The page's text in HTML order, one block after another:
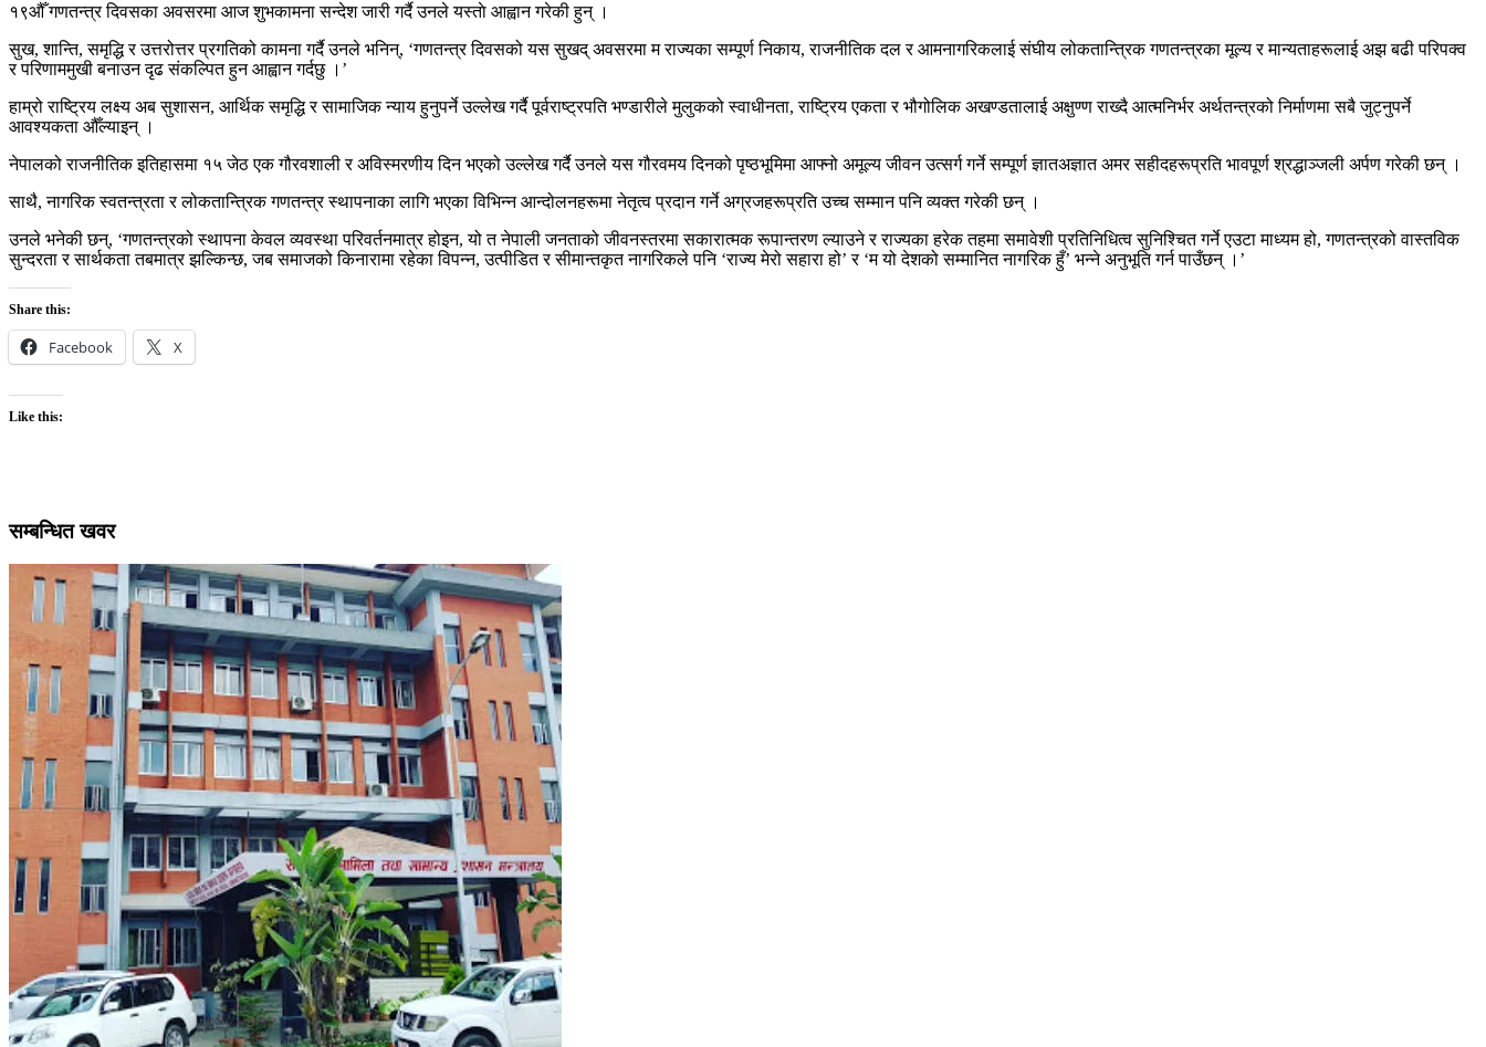
१९औँ गणतन्त्र दिवसका अवसरमा आज शुभकामना सन्देश जारी गर्दै उनले यस्ताे आह्वान गरेकी हुन् ।
सुख, शान्ति, समृद्धि र उत्तरोत्तर प्रगतिको कामना गर्दै उनले भनिन्, ‘गणतन्त्र दिवसको यस सुखद् अवसरमा म राज्यका सम्पूर्ण निकाय, राजनीतिक दल र आमनागरिकलाई संघीय लोकतान्त्रिक गणतन्त्रका मूल्य र मान्यताहरूलाई अझ बढी परिपक्व
र परिणाममुखी बनाउन दृढ संकल्पित हुन आह्वान गर्दछु ।’
हाम्रो राष्ट्रिय लक्ष्य अब सुशासन, आर्थिक समृद्धि र सामाजिक न्याय हुनुपर्ने उल्लेख गर्दै पूर्वराष्ट्रपति भण्डारीले मुलुकको स्वाधीनता, राष्ट्रिय एकता र भौगोलिक अखण्डतालाई अक्षुण्ण राख्दै आत्मनिर्भर अर्थतन्त्रको निर्माणमा सबै जुट्नुपर्ने
आवश्यकता औँल्याइन् ।
नेपालको राजनीतिक इतिहासमा १५ जेठ एक गौरवशाली र अविस्मरणीय दिन भएको उल्लेख गर्दै उनले यस गौरवमय दिनको पृष्ठभूमिमा आफ्नो अमूल्य जीवन उत्सर्ग गर्ने सम्पूर्ण ज्ञातअज्ञात अमर सहीदहरूप्रति भावपूर्ण श्रद्धाञ्जली अर्पण गरेकी छन् ।
साथै, नागरिक स्वतन्त्रता र लोकतान्त्रिक गणतन्त्र स्थापनाका लागि भएका विभिन्न आन्दोलनहरूमा नेतृत्व प्रदान गर्ने अग्रजहरूप्रति उच्च सम्मान पनि व्यक्त गरेकी छन् ।
उनले भनेकी छन्, ‘गणतन्त्रको स्थापना केवल व्यवस्था परिवर्तनमात्र होइन, यो त नेपाली जनताको जीवनस्तरमा सकारात्मक रूपान्तरण ल्याउने र राज्यका हरेक तहमा समावेशी प्रतिनिधित्व सुनिश्चित गर्ने एउटा माध्यम हो, गणतन्त्रको वास्तविक
सुन्दरता र सार्थकता तबमात्र झल्किन्छ, जब समाजको किनारामा रहेका विपन्न, उत्पीडित र सीमान्तकृत नागरिकले पनि ‘राज्य मेरो सहारा हो’ र ‘म यो देशको सम्मानित नागरिक हुँ’ भन्ने अनुभूति गर्न पाउँछन् ।’
Share this:
Facebook X
Like this:
सम्बन्धित खवर